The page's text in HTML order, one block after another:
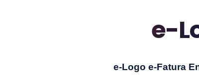
e-
e-Logo e-Fatura